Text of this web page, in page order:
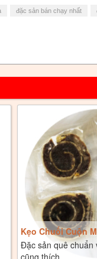
đặc sản bán chạy nhất
Kẹo Chuối Cuộn
Đặc sản quê chuẩn